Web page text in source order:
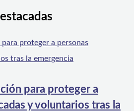
para proteger a
y voluntarios tras la